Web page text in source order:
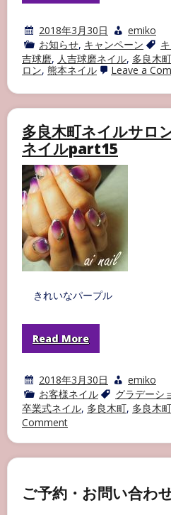
2018年3月30日
emiko
お知らせ, キャンペーン
吉球磨, 人吉球磨ネイル, 多良木
ロン, 熊本ネイル Leave a
多良木町ネイルサロ
ネイルpart15
きれいなパープル
Read More
2018年3月30日
emiko
お客様ネイル
グラデーシ
卒業式ネイル, 多良木町, 多良木
Commenton
良
木
イ
ご予約・お問い合わ